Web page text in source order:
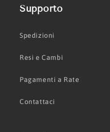
Supporto
Spedizioni
Resi e Cambi
Pagamenti a Rate
Contattaci